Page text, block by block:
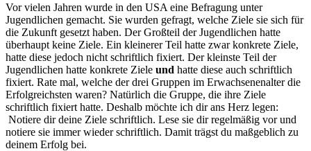
Vor vielen Jahren wurde in den USA eine Befragung unter
Jugendlichen gemacht. Sie wurden gefragt, welche Ziele sie sich für
die Zukunft gesetzt haben. Der Großteil der Jugendlichen hatte
überhaupt keine Ziele. Ein kleinerer Teil hatte zwar konkrete Ziele,
hatte diese jedoch nicht schriftlich fixiert. Der kleinste Teil der
Jugendlichen hatte konkrete Ziele und hatte diese auch schriftlich
fixiert. Rate mal, welche der drei Gruppen im Erwachsenenalter die
Erfolgreichsten waren? Natürlich die Gruppe, die ihre Ziele
schriftlich fixiert hatte. Deshalb möchte ich dir ans Herz legen:
Notiere dir deine Ziele schriftlich. Lese sie dir regelmäßig vor und
notiere sie immer wieder schriftlich. Damit trägst du maßgeblich zu
deinem Erfolg bei.